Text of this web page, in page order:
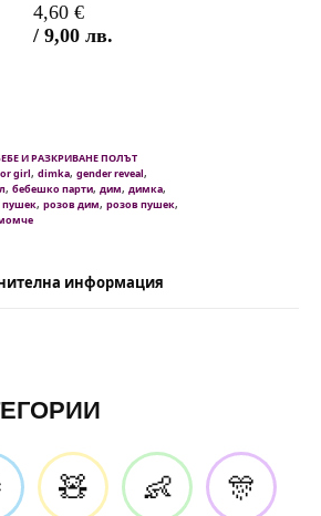
4,60 €
/ 9,00 лв.
И РАЗКРИВАНЕ ПОЛЪТ
girl, dimka, gender reveal,
, бебешко парти, дим, димка,
пушек, розов дим, розов пушек,
информация
🧸 👶 🎊